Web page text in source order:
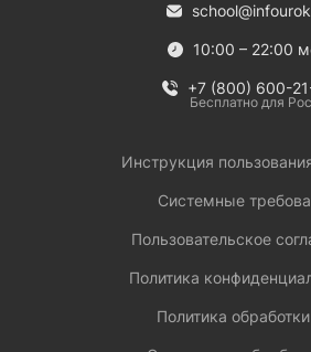
10:00 – 22:00
+7 (800) 600-
Бесплатно для
Инструкция
Системные
Пользовательское
Политика
Политика